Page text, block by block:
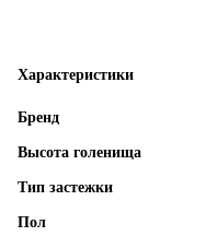
Характеристики
Бренд
Высота голенища
Тип застежки
Пол